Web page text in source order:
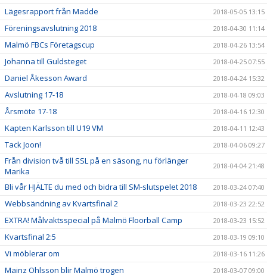
Lägesrapport från Madde 2018-05-05 13:15
Föreningsavslutning 2018 2018-04-30 11:14
Malmö FBCs Företagscup 2018-04-26 13:54
Johanna till Guldsteget 2018-04-25 07:55
Daniel Åkesson Award 2018-04-24 15:32
Avslutning 17-18 2018-04-18 09:03
Årsmöte 17-18 2018-04-16 12:30
Kapten Karlsson till U19 VM 2018-04-11 12:43
Tack Joon! 2018-04-06 09:27
Från division två till SSL på en säsong, nu förlänger
Marika
2018-04-04 21:48
Bli vår HJÄLTE du med och bidra till SM-slutspelet 2018 2018-03-24 07:40
Webbsändning av Kvartsfinal 2 2018-03-23 22:52
EXTRA! Målvaktsspecial på Malmö Floorball Camp 2018-03-23 15:52
Kvartsfinal 2:5 2018-03-19 09:10
Vi möblerar om 2018-03-16 11:26
Mainz Ohlsson blir Malmö trogen 2018-03-07 09:00